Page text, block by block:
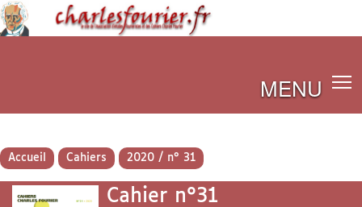
MENU
Accueil Cahiers 2020 / n° 31
Cahier n°31